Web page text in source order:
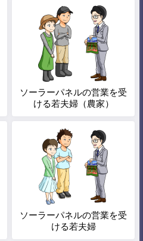
ソーラーパネルの営業を受
ける若夫婦（農家）
ソーラーパネルの営業を受
ける若夫婦